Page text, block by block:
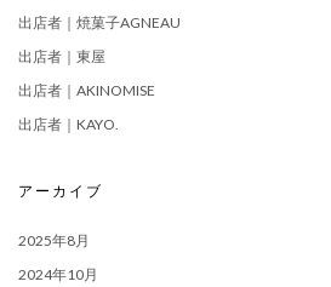
出店者｜焼菓子AGNEAU
出店者｜東屋
出店者｜AKINOMISE
出店者｜KAYO.
アーカイブ
2025年8月
2024年10月